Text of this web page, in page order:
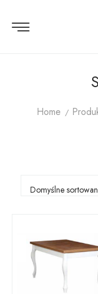
Home